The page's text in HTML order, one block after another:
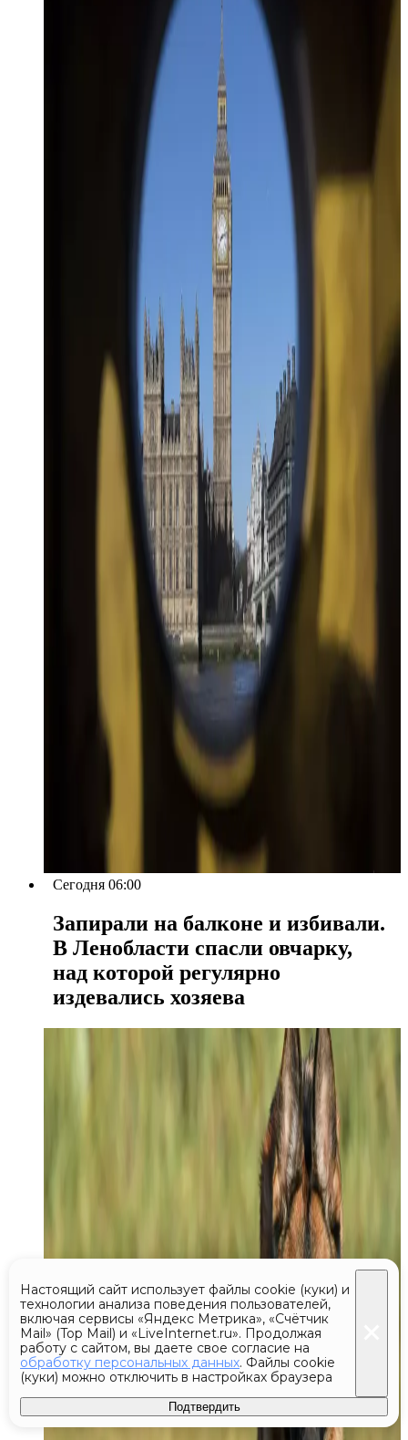
Сегодня 06:00
Запирали на балконе и избивали.
В Ленобласти спасли овчарку,
над которой регулярно
издевались хозяева
Настоящий сайт использует файлы cookie (куки) и
технологии анализа поведения пользователей,
включая сервисы «Яндекс Метрика», «Счётчик
Mail» (Top Mail) и «LiveInternet.ru». Продолжая
работу с сайтом, вы даете свое согласие на
обработку персональных данных. Файлы cookie
(куки) можно отключить в настройках браузера
Подтвердить